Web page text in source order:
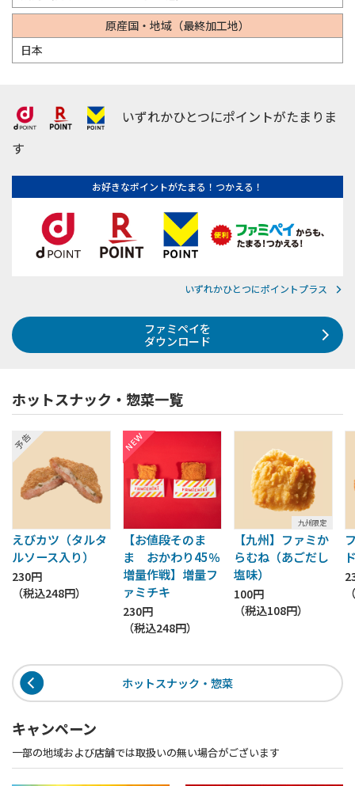
原産国・地域（最終加工地）
日本
いずれかひとつにポイントがたまりま
す
お好きなポイントがたまる！つかえる！
いずれかひとつにポイントプラス
ファミペイを
ダウンロード
ホットスナック・惣菜一覧
えびカツ（タルタ
ルソース入り）
230円
（税込248円）
【お値段そのま
ま おかわり45％
増量作戦】増量フ
ァミチキ
230円
（税込248円）
九州限定
【九州】ファミか
らむね（あごだし
塩味）
100円
（税込108円）
ホットスナック・惣菜
キャンペーン
一部の地域および店舗では取扱いの無い場合がございます